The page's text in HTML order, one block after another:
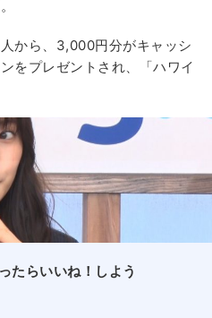
から、3,000円分がキャッシ
をプレゼントされ、「ハワイ
たらいいね！しよう